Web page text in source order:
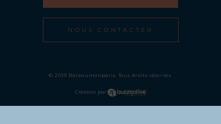
NOUS CONTACTER
© 2019 Bateaumonparis. Tous droits réservés.
Création par